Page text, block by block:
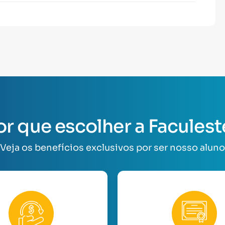
que escolher a
Veja os benefícios exclusivos por ser nosso aluno